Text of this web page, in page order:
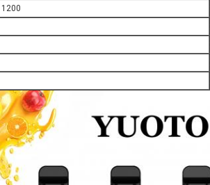
1200 مللي أمبير